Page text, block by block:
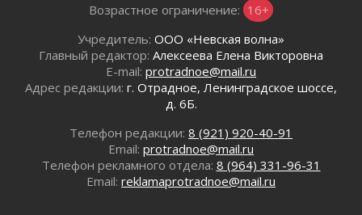
Ленобласть наводит порядок на дорогах и в
перевозках
30 июля 2026
Комфортное лето: в Ленобласти 30 июля
ожидается теплая и сухая погода
Ладожский мост на трассе «Кола» полностью
закроют для движения в ночь на 31 июля
30 июля 2026
Волейболисты из Всеволожского района
Возрастное ограничение: 16+
Учредитель: ООО «Невская волна»
Главный редактор: Алексеева Елена Викторовна
E-mail: protradnoe@mail.ru
Адрес редакции: г. Отрадное, Ленинградское шоссе,
д. 6Б.
Телефон редакции: 8 (921) 920-40-91
Email: protradnoe@mail.ru
Телефон рекламного отдела: 8 (964) 331-96-31
Email: reklamaprotradnoe@mail.ru